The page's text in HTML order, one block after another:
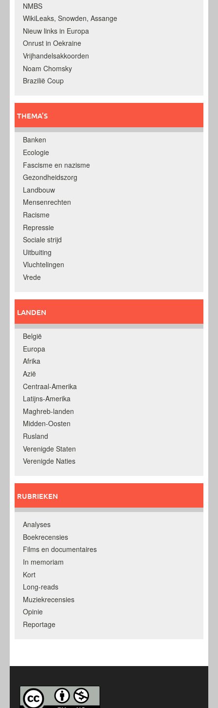
NMBS
WikiLeaks, Snowden, Assange
Nieuw links in Europa
Onrust in Oekraine
Vrijhandelsakkoorden
Noam Chomsky
Brazilië Coup
THEMA’S
Banken
Ecologie
Fascisme en nazisme
Gezondheidszorg
Landbouw
Mensenrechten
Racisme
Repressie
Sociale strijd
Uitbuiting
Vluchtelingen
Vrede
LANDEN
België
Europa
Afrika
Azië
Centraal-Amerika
Latijns-Amerika
Maghreb-landen
Midden-Oosten
Rusland
Verenigde Staten
Verenigde Naties
RUBRIEKEN
Analyses
Boekrecensies
Films en documentaires
In memoriam
Kort
Long-reads
Muziekrecensies
Opinie
Reportage